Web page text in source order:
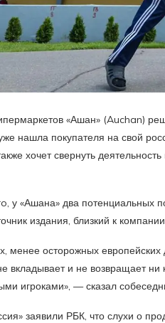
«Ашан» (Auchan)
нашла покупателя на свой
хочет свернуть
у «Ашана» два потенциальных
издания, близкий к
менее осторожных
вкладывает и не возвращает
игроками», — сказал
заявили РБК, что слухи о